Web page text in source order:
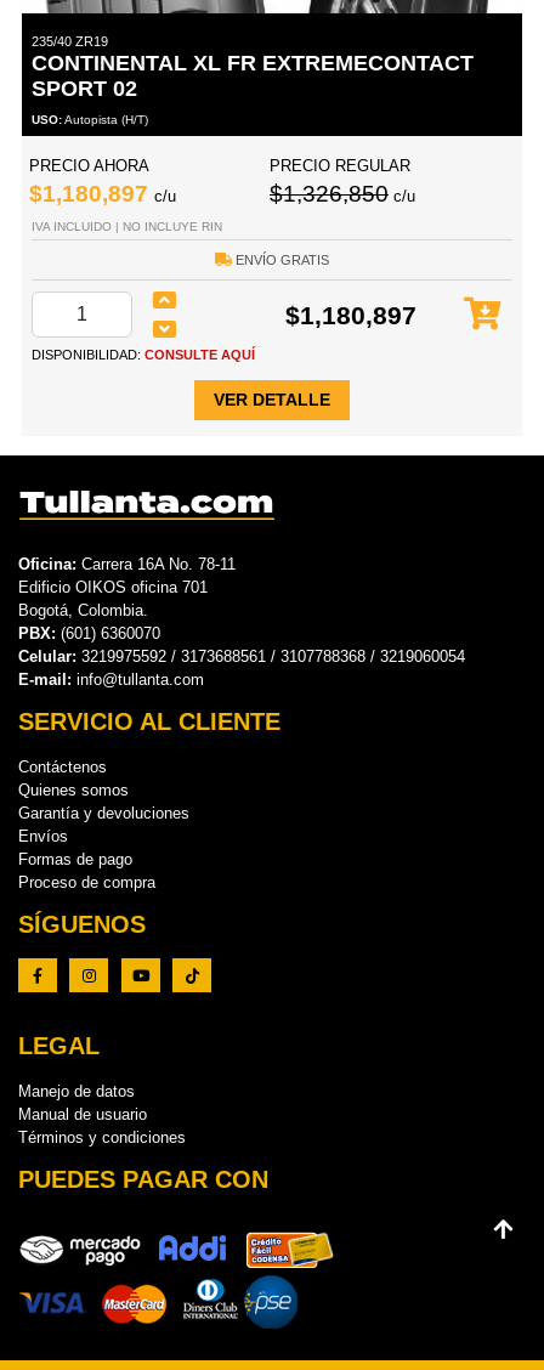
235/40 ZR19
CONTINENTAL XL FR EXTREMECONTACT
SPORT 02
USO:Autopista (H/T)
PRECIO AHORA
$1,180,897 c/u
PRECIO REGULAR
$1,326,850 c/u
IVA INCLUIDO | NO INCLUYE RIN
ENVÍO GRATIS
$1,180,897
DISPONIBILIDAD: CONSULTE AQUÍ
VER DETALLE
Oficina: Carrera 16A No. 78-11
Edificio OIKOS oficina 701
Bogotá, Colombia.
PBX: (601) 6360070
Celular: 3219975592 / 3173688561 / 3107788368 / 3219060054
E-mail: info@tullanta.com
SERVICIO AL CLIENTE
Contáctenos
Quienes somos
Garantía y devoluciones
Envíos
Formas de pago
Proceso de compra
SÍGUENOS
LEGAL
Manejo de datos
Manual de usuario
Términos y condiciones
PUEDES PAGAR CON